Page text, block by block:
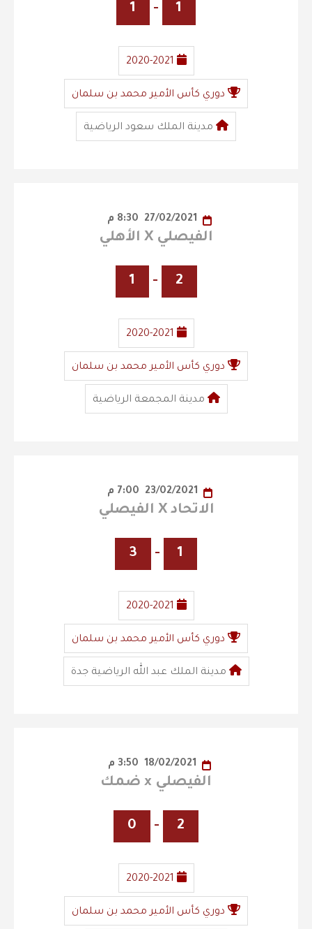
1
-
1
2020-2021
دوري كأس الأمير محمد بن سلمان
مدينة الملك سعود الرياضية
الفيصلي X الأهلي
2
-
1
2020-2021
دوري كأس الأمير محمد بن سلمان
مدينة المجمعة الرياضية
الاتحاد X الفيصلي
1
-
3
2020-2021
دوري كأس الأمير محمد بن سلمان
مدينة الملك عبد الله الرياضية جدة
الفيصلي x ضمك
2
-
0
2020-2021
دوري كأس الأمير محمد بن سلمان